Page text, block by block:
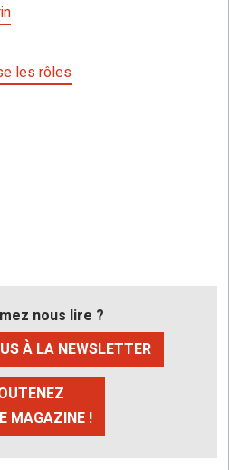
les rôles
nous lire ?
À LA NEWSLETTER
MAGAZINE !